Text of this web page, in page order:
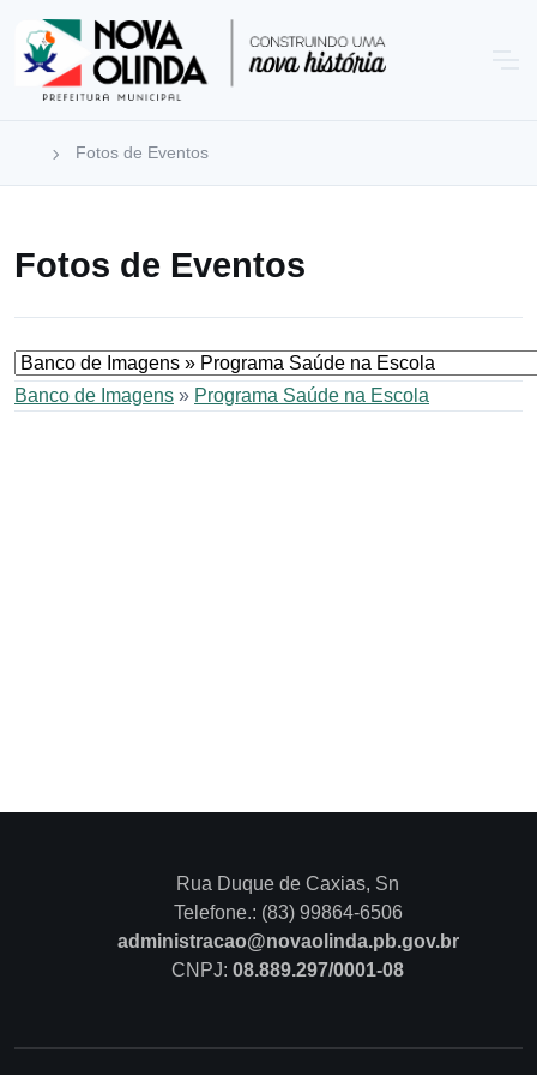
Fotos de Eventos
Fotos de Eventos
Banco de Imagens » Programa Saúde na Escola
Rua Duque de Caxias, Sn
Telefone.: (83) 99864-6506
administracao@novaolinda.pb.gov.br
CNPJ: 08.889.297/0001-08